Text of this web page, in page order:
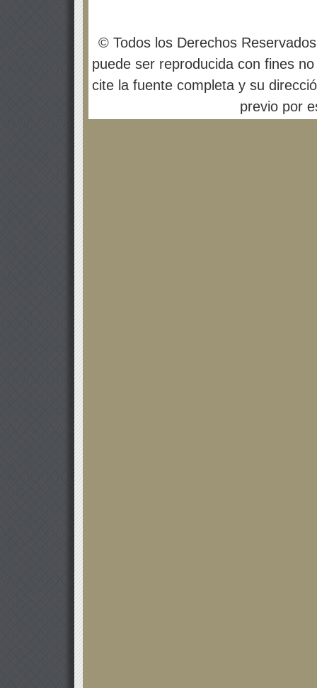
© Todos los Derechos
puede ser reproducida con fines
cite la fuente completa y su
previo por